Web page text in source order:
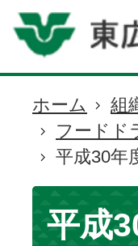
現
在
の
位
置
ホーム 組
フードド
平成30年
平成